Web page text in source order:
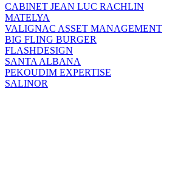
CABINET JEAN LUC RACHLIN
MATELYA
VALIGNAC ASSET MANAGEMENT
BIG FLING BURGER
FLASHDESIGN
SANTA ALBANA
PEKOUDIM EXPERTISE
SALINOR